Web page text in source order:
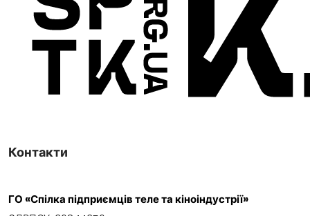
Контакти
ГО «Спілка підприємців теле та кіноіндустрії»